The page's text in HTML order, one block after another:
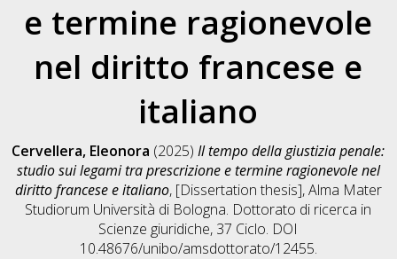
e termine ragionevole
nel diritto francese e
italiano
Cervellera, Eleonora (2025)Il tempo della giustizia penale:
studio sui legami tra prescrizione e termine ragionevole nel
diritto francese e italiano, [Dissertation thesis], Alma Mater
Studiorum Università di Bologna. Dottorato di ricerca in
Scienze giuridiche, 37 Ciclo. DOI
10.48676/unibo/amsdottorato/12455.